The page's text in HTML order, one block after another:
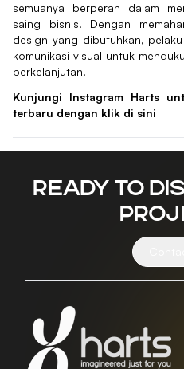
semuanya berperan dalam
saing bisnis. Dengan
design yang dibutuhkan,
komunikasi visual untuk
berkelanjutan.
Kunjungi Instagram Harts
terbaru dengan klik di sini
Ready to